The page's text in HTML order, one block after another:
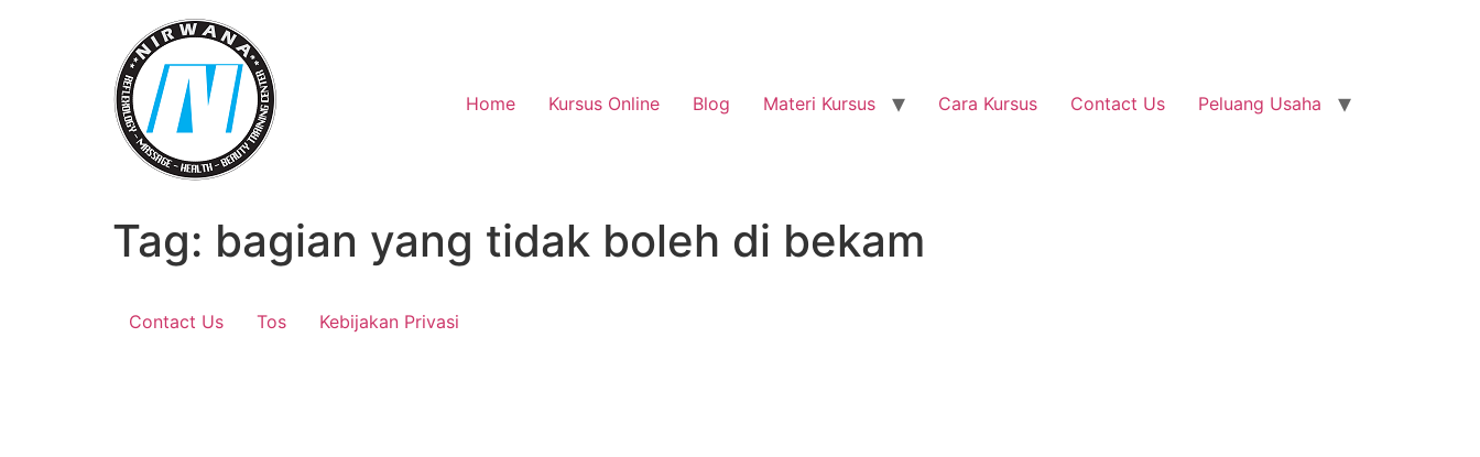
Home
Kursus Online Blog Materi Kursus Cara Kursus Contact Us Peluang Usaha
Tag: bagian yang tidak boleh di bekam
Contact Us Tos Kebijakan Privasi